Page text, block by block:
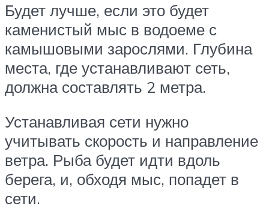
Будет лучше, если это будет
каменистый мыс в водоеме с
камышовыми зарослями. Глубина
места, где устанавливают сеть,
должна составлять 2 метра.
Устанавливая сети нужно
учитывать скорость и направление
ветра. Рыба будет идти вдоль
берега, и, обходя мыс, попадет в
сети.